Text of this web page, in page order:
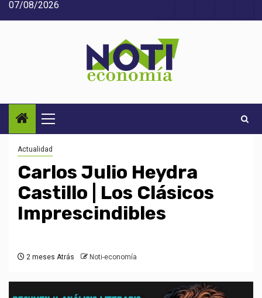
Saltar
al
07/08/2026
Noti-
economía
Menú
principal
Actualidad
Carlos Julio Heydra
Castillo | Los Clásicos
Imprescindibles
2 meses Atrás Noti-economía